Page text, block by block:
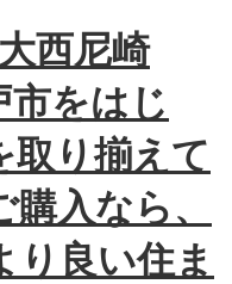
尼崎
市をはじ
取り揃えて
入なら、
り良い住ま